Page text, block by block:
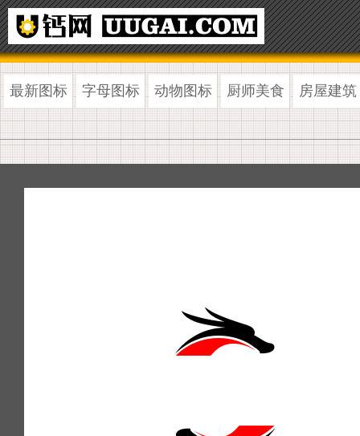
最新图标 字母图标 动物图标 厨师美食 房屋建筑